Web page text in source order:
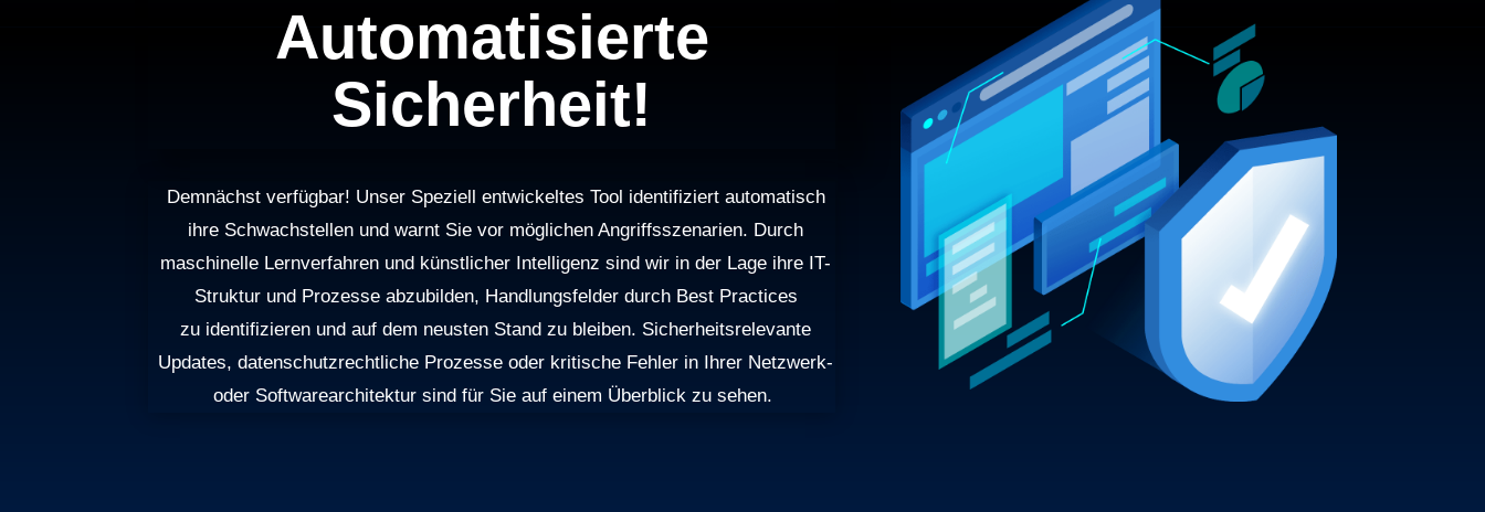
Automatisierte
Sicherheit!
Demnächst verfügbar! Unser Speziell entwickeltes Tool identifiziert automatisch
ihre Schwachstellen und warnt Sie vor möglichen Angriffsszenarien. Durch
maschinelle Lernverfahren und künstlicher Intelligenz sind wir in der Lage ihre IT-
Struktur und Prozesse abzubilden, Handlungsfelder durch Best Practices
zu identifizieren und auf dem neusten Stand zu bleiben. Sicherheitsrelevante
Updates, da­ten­schutz­recht­liche Prozesse oder kritische Fehler in Ihrer Netzwerk-
oder Softwarearchitektur sind für Sie auf einem Überblick zu sehen.